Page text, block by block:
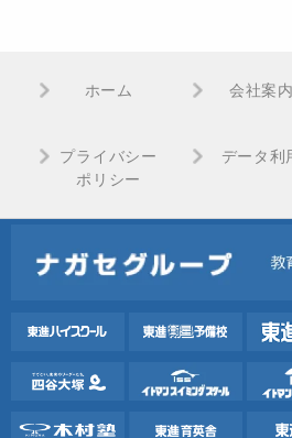
ホーム 会社案内
プライバシー
ポリシー
データ利